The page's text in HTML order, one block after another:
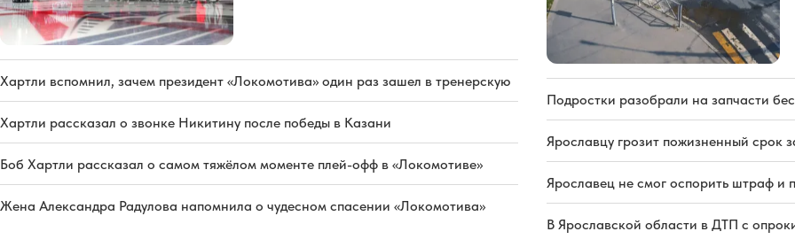
Хартли вспомнил, зачем президент «Локомотива» один раз зашел в тренерскую
Хартли рассказал о звонке Никитину после победы в Казани
Боб Хартли рассказал о самом тяжёлом моменте плей-офф в «Локомотиве»
Жена Александра Радулова напомнила о чудесном спасении «Локомотива»
Подростки разобрали на запчасти
Ярославцу грозит пожизненный срок
Ярославец не смог оспорить штраф и
В Ярославской области в ДТП с